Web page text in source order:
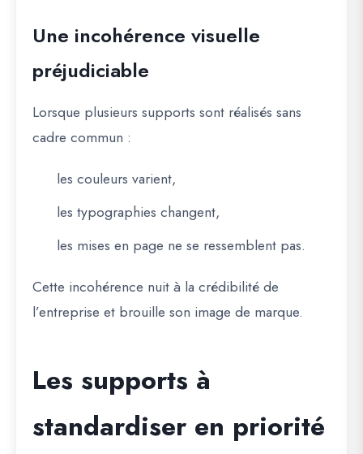
Une incohérence visuelle
préjudiciable
Lorsque plusieurs supports sont réalisés sans
cadre commun :
les couleurs varient,
les typographies changent,
les mises en page ne se ressemblent pas.
Cette incohérence nuit à la crédibilité de
l’entreprise et brouille son image de marque.
Les supports à
standardiser en priorité